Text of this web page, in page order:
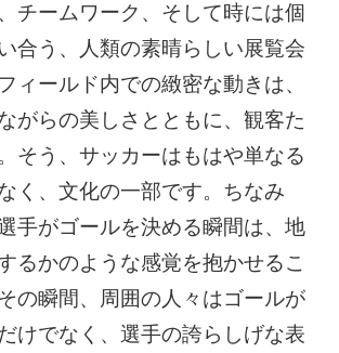
チームワーク、そして時には個
合う、人類の素晴らしい展覧会
ィールド内での緻密な動きは、
がらの美しさとともに、観客た
そう、サッカーはもはや単なる
く、文化の一部です。ちなみ
手がゴールを決める瞬間は、地
るかのような感覚を抱かせるこ
の瞬間、周囲の人々はゴールが
けでなく、選手の誇らしげな表